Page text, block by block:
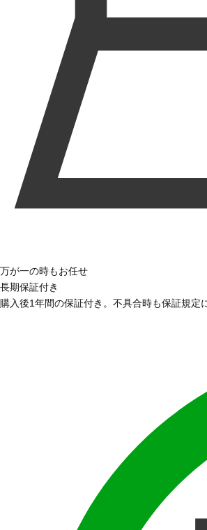
万が一の時もお任せ
長期保証付き
購入後1年間の保証付き。不具合時も保証規